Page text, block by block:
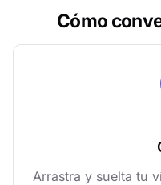
Cómo
Arrastra y suelta tu